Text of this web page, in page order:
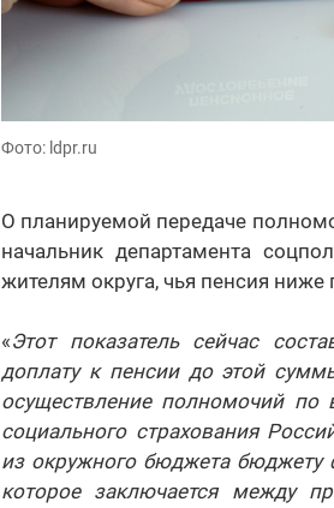
Фото: ldpr.ru
О планируемой передаче
начальник департамента
жителям округа, чья пенсия
«Этот показатель сейчас
доплату к пенсии до этой
осуществление полномочий по
социального страхования
из окружного бюджета бюджету
которое заключается между